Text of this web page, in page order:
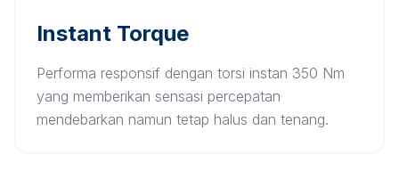
Instant Torque
Performa responsif dengan torsi instan 350 Nm
yang memberikan sensasi percepatan
mendebarkan namun tetap halus dan tenang.